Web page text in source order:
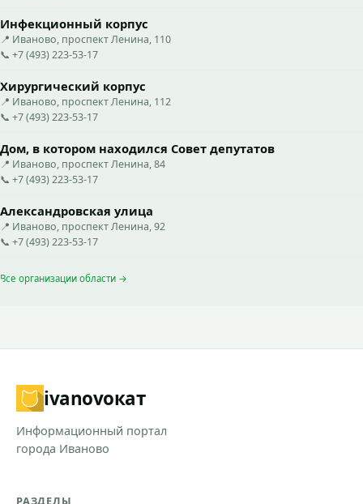
Инфекционный корпус
📍 Иваново, проспект Ленина, 110
📞 +7 (493) 223-53-17
Хирургический корпус
📍 Иваново, проспект Ленина, 112
📞 +7 (493) 223-53-17
Дом, в котором находился Совет депутатов
📍 Иваново, проспект Ленина, 84
📞 +7 (493) 223-53-17
Александровская улица
📍 Иваново, проспект Ленина, 92
📞 +7 (493) 223-53-17
Все организации области →
ivanovoкат
Информационный портал
города Иваново
РАЗДЕЛЫ